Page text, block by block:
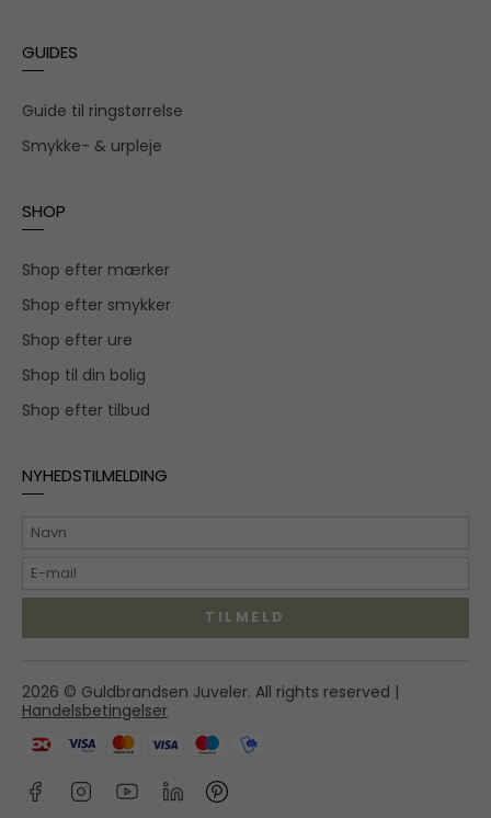
2970 Hørsholm
shop@guldbrandsenjuveler.dk
45 86 01 50
GUIDES
Guide til ringstørrelse
Smykke- & urpleje
SHOP
Shop efter mærker
Shop efter smykker
Shop efter ure
Shop til din bolig
Shop efter tilbud
NYHEDSTILMELDING
TILMELD
2026 © Guldbrandsen Juveler. All rights reserved |
Handelsbetingelser